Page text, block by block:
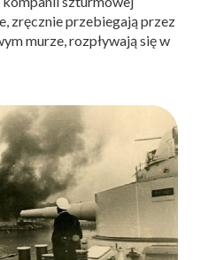
zręcznie przebiegają przez
murze, rozpływają się w